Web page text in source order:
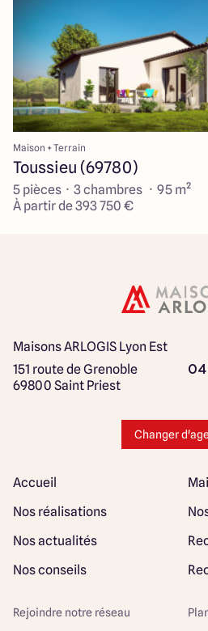
Maison + Terrain
Toussieu (69780)
5 pièces · 3 chambres · 95 m²
À partir de 393 750 €
Maisons ARLOGIS Lyon Est
151 route de Grenoble
69800 Saint Priest
Changer
Accueil
Nos réalisations
Nos actualités
Nos conseils
Rejoindre notre réseau